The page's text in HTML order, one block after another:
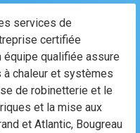
services de
certifiée
équipe qualifiée assure
à chaleur et systèmes
de robinetterie et le
et la mise aux
et Atlantic, Bougreau